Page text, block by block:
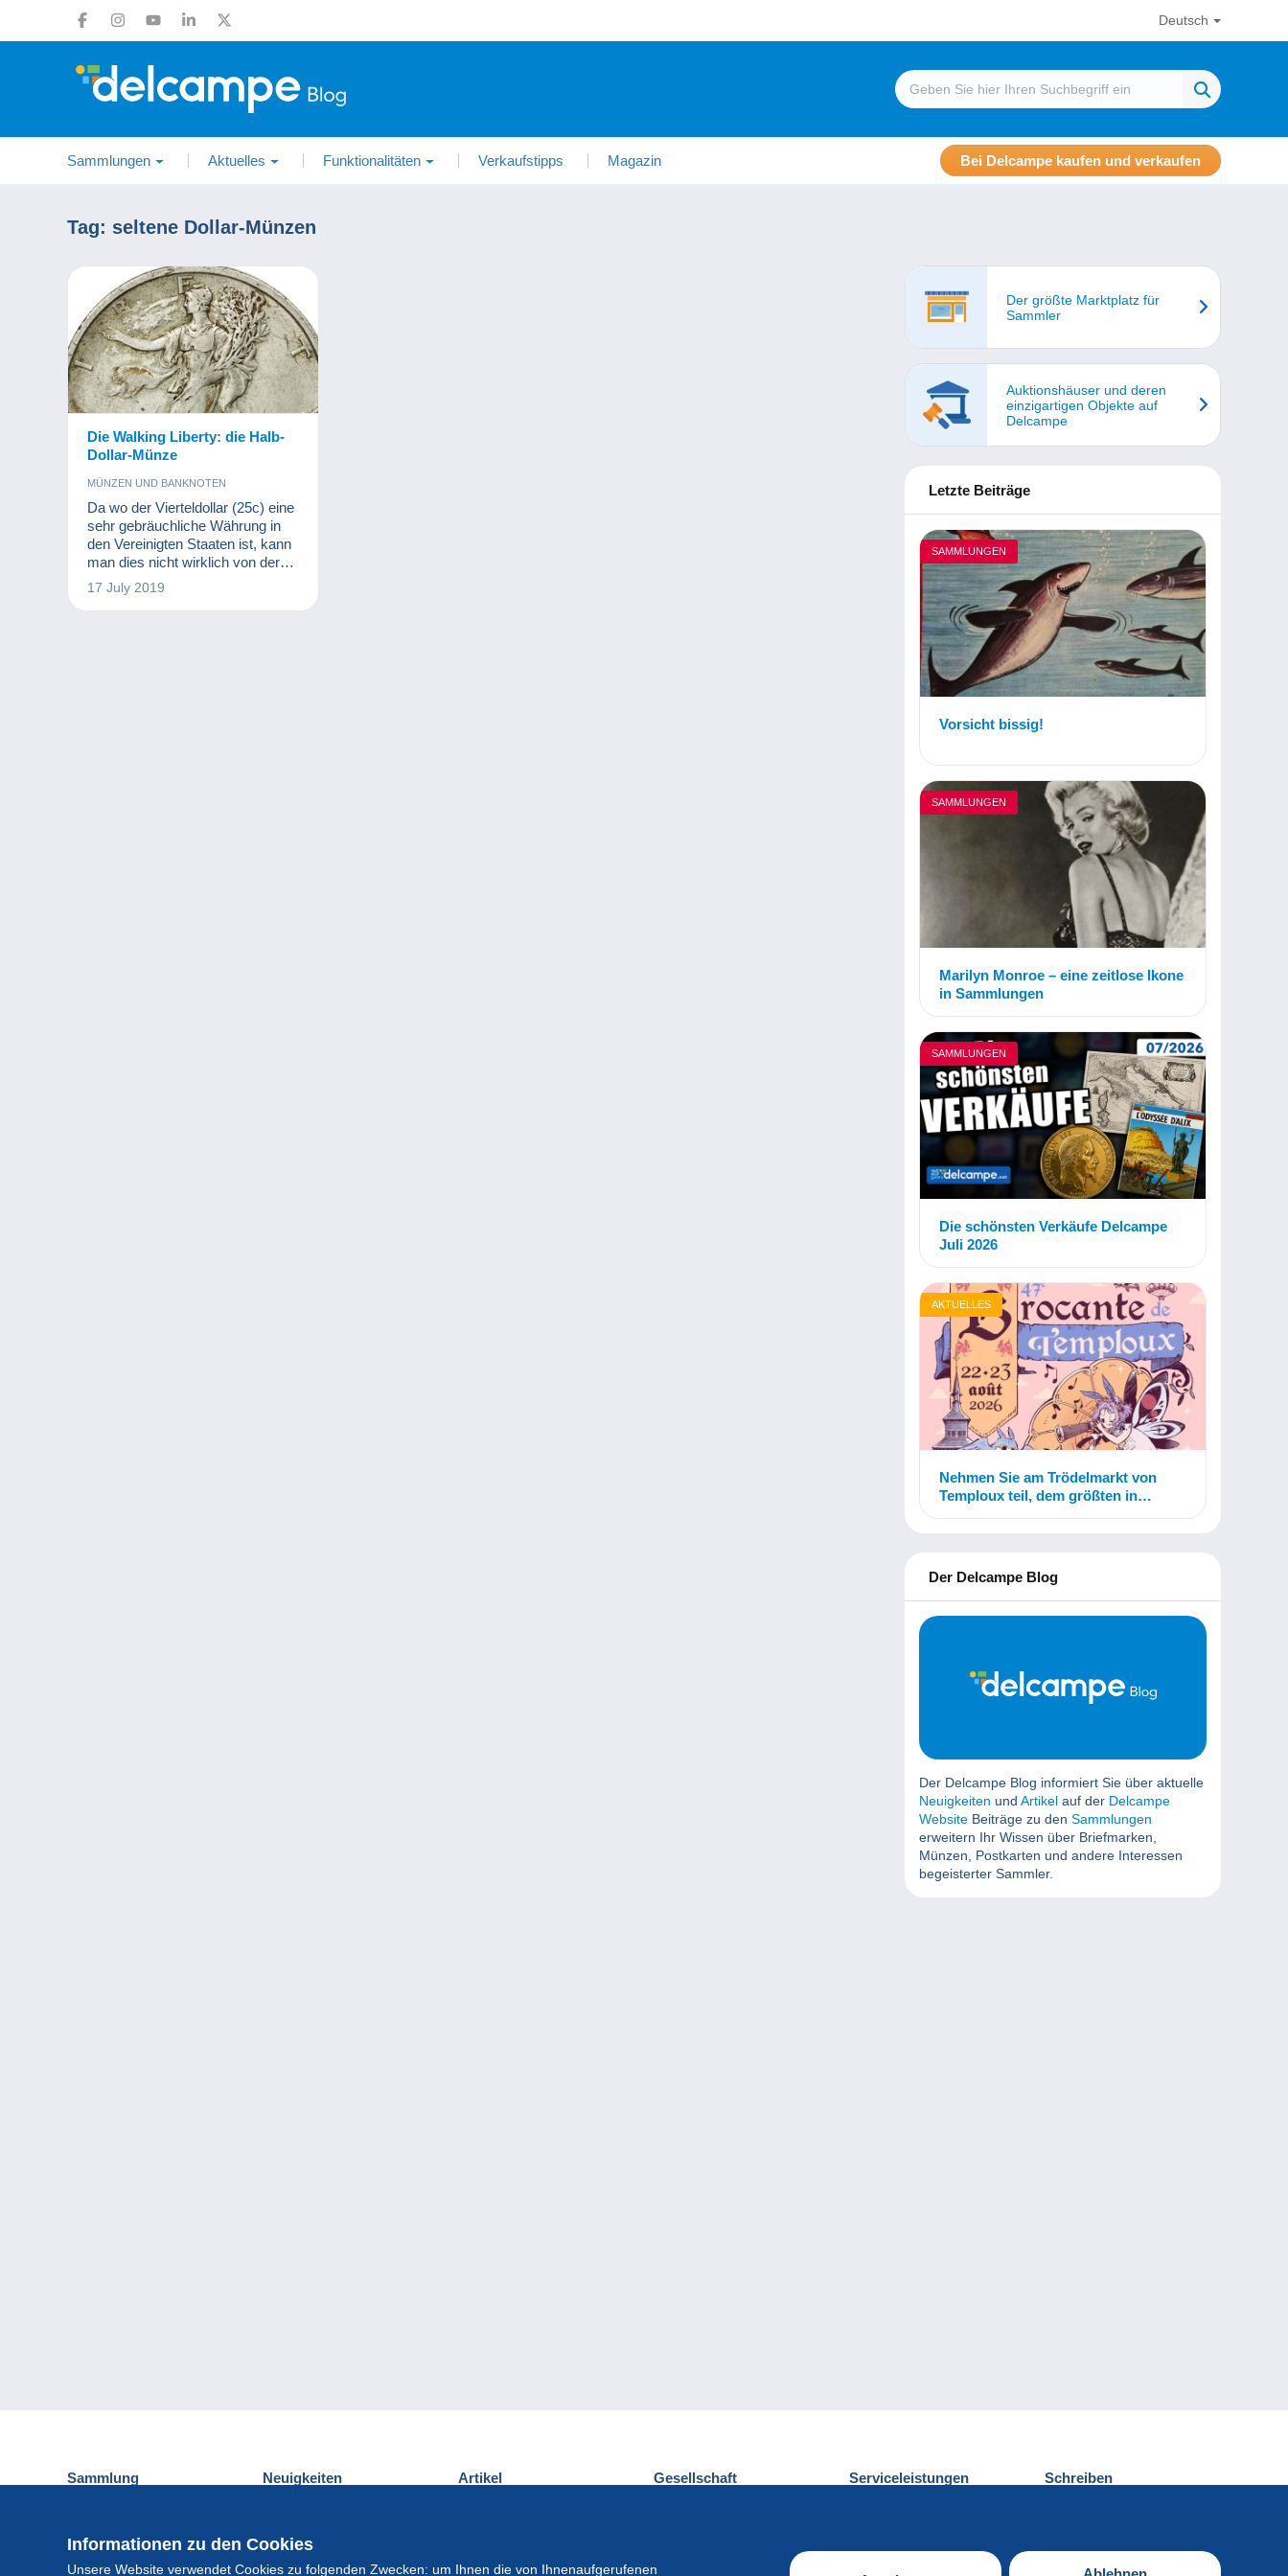
Deutsch
Sammlungen Aktuelles Funktionalitäten Verkaufstipps Magazin Bei Delcampe kaufen und verkaufen
Tag: seltene Dollar-Münzen
Die Walking Liberty: die Halb-
Dollar-Münze
MÜNZEN UND BANKNOTEN
Da wo der Vierteldollar (25c) eine
sehr gebräuchliche Währung in
den Vereinigten Staaten ist, kann
man dies nicht wirklich von der
50c-Münze behaupten.
17 July 2019
Der größte Marktplatz für
Sammler
Auktionshäuser und deren
einzigartigen Objekte auf
Delcampe
Letzte Beiträge
SAMMLUNGEN
Vorsicht bissig!
SAMMLUNGEN
Marilyn Monroe – eine zeitlose Ikone
in Sammlungen
SAMMLUNGEN
Die schönsten Verkäufe Delcampe
Juli 2026
AKTUELLES
Nehmen Sie am Trödelmarkt von
Temploux teil, dem größten in
Der Delcampe Blog
Der Delcampe Blog informiert Sie über aktuelle
Neuigkeiten und Artikel auf der Delcampe
Website Beiträge zu den Sammlungen
erweitern Ihr Wissen über Briefmarken,
Münzen, Postkarten und andere Interessen
begeisterter Sammler.
Informationen zu den Cookies
Unsere Website verwendet Cookies zu folgenden Zwecken: um Ihnen die von Ihnenaufgerufenen
Sammlung
Münzen und Banknoten
Neuigkeiten Artikel Gesellschaft Serviceleistungen Schreiben